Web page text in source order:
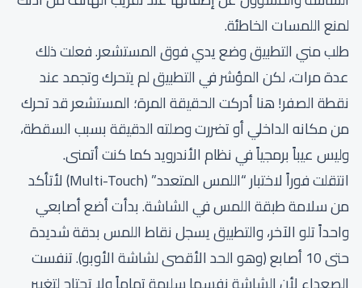
لمنع اللمسات الخاطئة.
طلب مني التطبيق وضع يدي فوق المستشعر. فعلت ذلك
عدة مرات، لكن المؤشر في التطبيق لم يتحرك وتجمد عند
نقطة الصفر! هنا أدركت الحقيقة المرة؛ المستشعر قد تحرك
من مكانه الداخلي أو تضررت وصلته الدقيقة بسبب السقطة،
وليس عيباً برمجياً في نظام الأندرويد كما كنت أتمنى.
انتقلت فوراً لاختبار “اللمس المتعدد” (Multi-Touch) لأتأكد
من سلامة طبقة اللمس في الشاشة. بدأت أضع أصابعي
واحداً تلو الآخر، والتطبيق يسجل نقاط اللمس بدقة شديدة
حتى 10 أصابع (وهو الحد الأقصى لشاشة الأوبو). تنفست